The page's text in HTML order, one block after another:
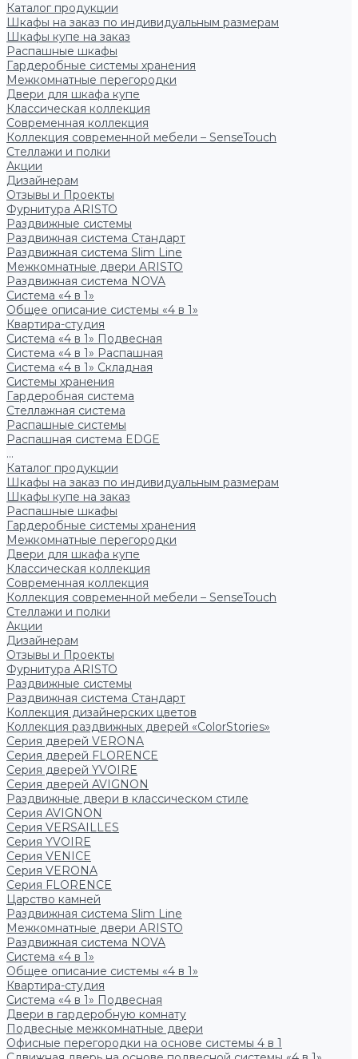
Каталог продукции
Шкафы на заказ по индивидуальным размерам
Шкафы купе на заказ
Распашные шкафы
Гардеробные системы хранения
Межкомнатные перегородки
Двери для шкафа купе
Классическая коллекция
Современная коллекция
Коллекция современной мебели – SenseTouch
Стеллажи и полки
Акции
Дизайнерам
Отзывы и Проекты
Фурнитура ARISTO
Раздвижные системы
Раздвижная система Стандарт
Раздвижная система Slim Line
Межкомнатные двери ARISTO
Раздвижная система NOVA
Система «4 в 1»
Общее описание системы «4 в 1»
Квартира-студия
Система «4 в 1» Подвесная
Система «4 в 1» Распашная
Система «4 в 1» Складная
Системы хранения
Гардеробная система
Стеллажная система
Распашные системы
Распашная система EDGE
...
Каталог продукции
Шкафы на заказ по индивидуальным размерам
Шкафы купе на заказ
Распашные шкафы
Гардеробные системы хранения
Межкомнатные перегородки
Двери для шкафа купе
Классическая коллекция
Современная коллекция
Коллекция современной мебели – SenseTouch
Стеллажи и полки
Акции
Дизайнерам
Отзывы и Проекты
Фурнитура ARISTO
Раздвижные системы
Раздвижная система Стандарт
Коллекция дизайнерских цветов
Коллекция раздвижных дверей «ColorStories»
Серия дверей VERONA
Серия дверей FLORENCE
Серия дверей YVOIRE
Серия дверей AVIGNON
Раздвижные двери в классическом стиле
Серия AVIGNON
Серия VERSAILLES
Серия YVOIRE
Серия VENICE
Серия VERONA
Серия FLORENCE
Царство камней
Раздвижная система Slim Line
Межкомнатные двери ARISTO
Раздвижная система NOVA
Система «4 в 1»
Общее описание системы «4 в 1»
Квартира-студия
Система «4 в 1» Подвесная
Двери в гардеробную комнату
Подвесные межкомнатные двери
Офисные перегородки на основе системы 4 в 1